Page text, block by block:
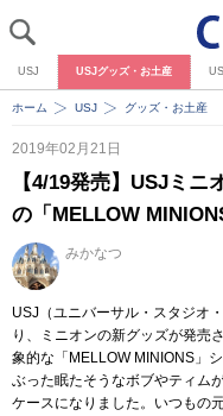
USJ USJグッズ・お土産
ホーム USJ グッズ・お土産
2019年02月21日
【4/19発売】USJミ
の「MELLOW
みかなつ
USJ（ユニバーサル・スタジオ
り、ミニオンの新グッズが発売
象的な「MELLOW MINIONS」
ぶった眠たそうなボブやティム
ケースになりました。いつもの